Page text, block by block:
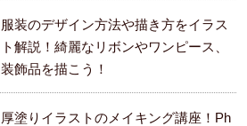
服装のデザイン方法や描き方をイラス
ト解説！綺麗なリボンやワンピース、
装飾品を描こう！
厚塗りイラストのメイキング講座！Ph